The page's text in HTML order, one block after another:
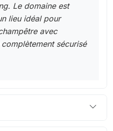
Le domaine est
lieu idéal pour
avec
sécurisé